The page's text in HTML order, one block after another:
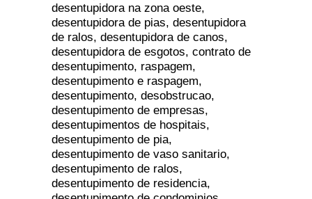
desentupidora na zona oeste,
desentupidora de pias, desentupidora
de ralos, desentupidora de canos,
desentupidora de esgotos, contrato de
desentupimento, raspagem,
desentupimento e raspagem,
desentupimento, desobstrucao,
desentupimento de empresas,
desentupimentos de hospitais,
desentupimento de pia,
desentupimento de vaso sanitario,
desentupimento de ralos,
desentupimento de residencia,